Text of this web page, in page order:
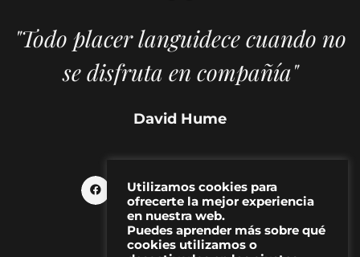
"Todo placer languidece cuando no
se disfruta en compañía"
David Hume
Utilizamos cookies para
ofrecerte la mejor experiencia
en nuestra web.
Puedes aprender más sobre qué
cookies utilizamos o